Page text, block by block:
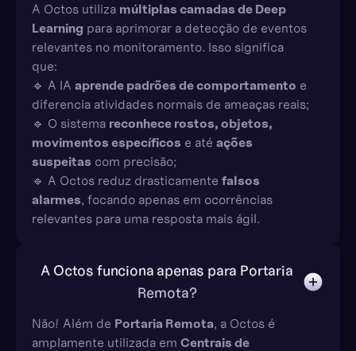
A Octos utiliza múltiplas camadas de Deep
Learning para aprimorar a detecção de eventos
relevantes no monitoramento. Isso significa
que:
🔹 A IA aprende padrões de comportamento e
diferencia atividades normais de ameaças reais;
🔹 O sistema reconhece rostos, objetos,
movimentos específicos e até ações
suspeitas com precisão;
🔹 A Octos reduz drasticamente falsos
alarmes, focando apenas em ocorrências
relevantes para uma resposta mais ágil.
A Octos funciona apenas para Portaria
Remota?
Não! Além de Portaria Remota, a Octos é
amplamente utilizada em Centrais de